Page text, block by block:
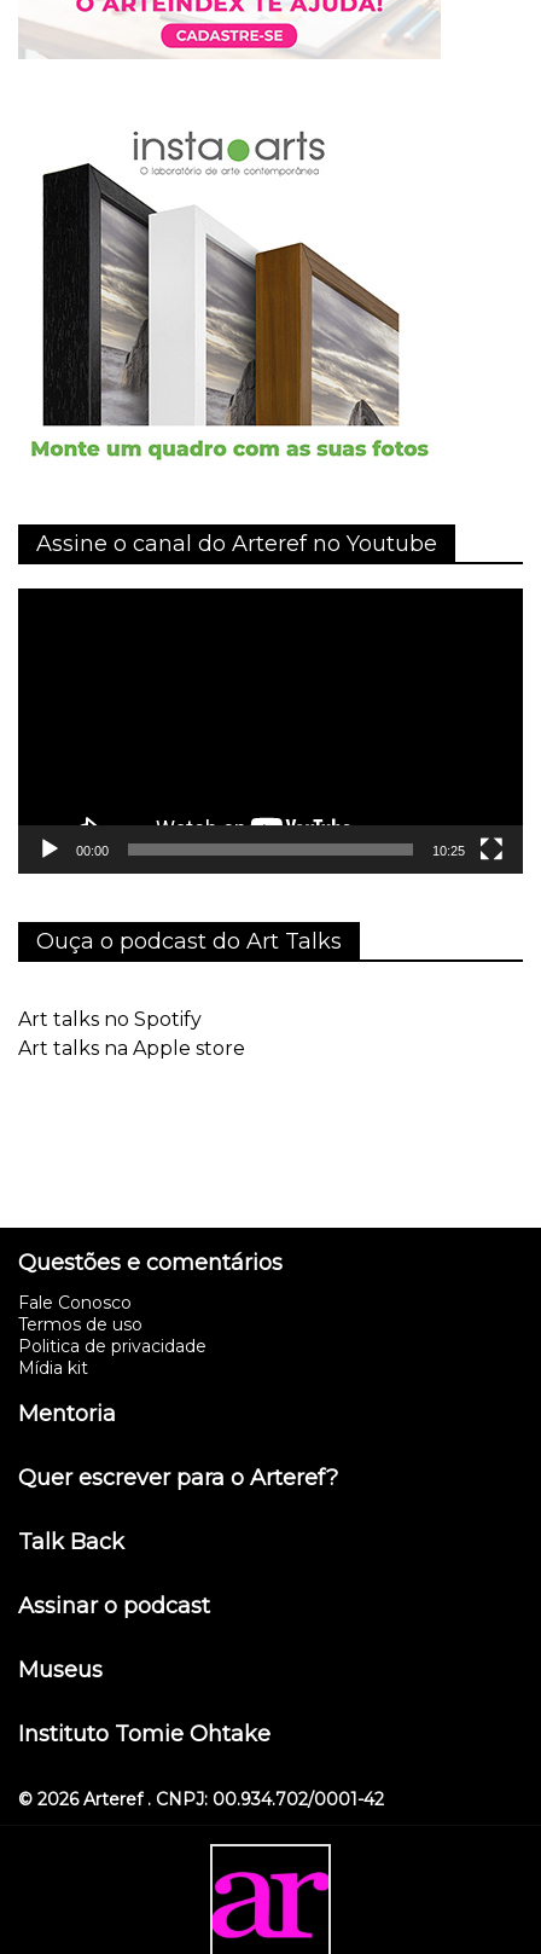
Assine o canal do Arteref no Youtube
00:00 10:25
Ouça o podcast do Art Talks
Art talks no Spotify
Art talks na Apple store
Questões e comentários
Fale Conosco
Termos de uso
Politica de privacidade
Mídia kit
Mentoria
Quer escrever para o Arteref?
Talk Back
Assinar o podcast
Museus
Instituto Tomie Ohtake
© 2026 Arteref . CNPJ: 00.934.702/0001-42